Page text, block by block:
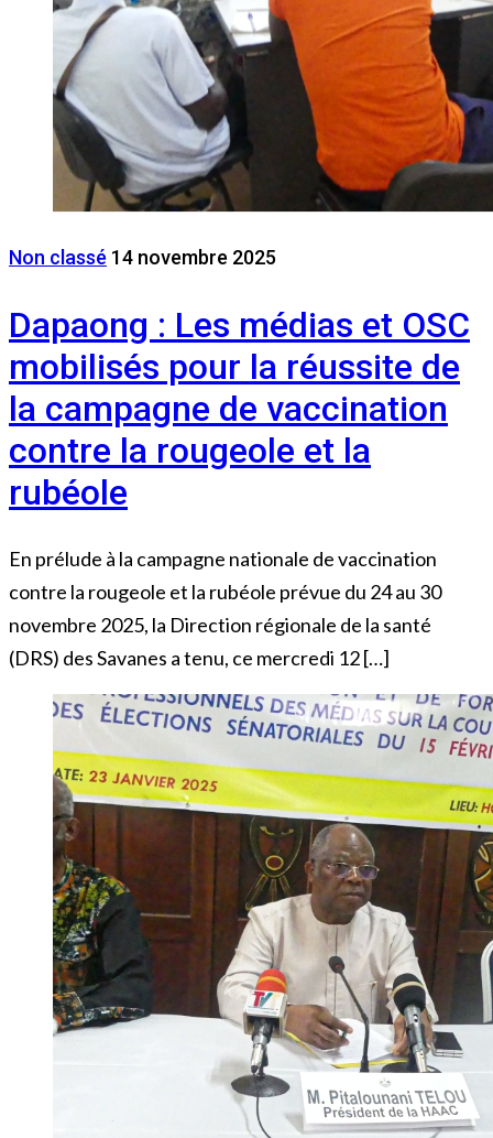
Non classé 14 novembre 2025
Dapaong : Les médias et OSC
mobilisés pour la réussite de
la campagne de vaccination
contre la rougeole et la
rubéole
En prélude à la campagne nationale de vaccination
contre la rougeole et la rubéole prévue du 24 au 30
novembre 2025, la Direction régionale de la santé
(DRS) des Savanes a tenu, ce mercredi 12 […]